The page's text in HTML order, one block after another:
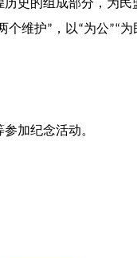
史的组成部分，为
维护”，以“为公”“
加纪念活动。